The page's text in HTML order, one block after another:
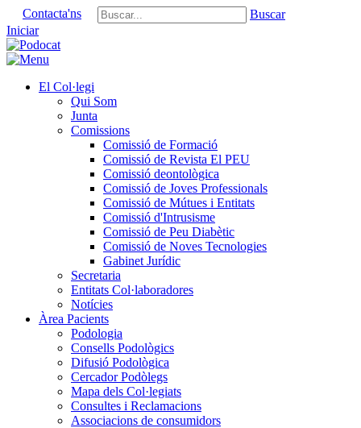
Contacta'ns
Buscar
Iniciar
El Col·legi
Qui Som
Junta
Comissions
Comissió de Formació
Comissió de Revista El PEU
Comissió deontològica
Comissió de Joves Professionals
Comissió de Mútues i Entitats
Comissió d'Intrusisme
Comissió de Peu Diabètic
Comissió de Noves Tecnologies
Gabinet Jurídic
Secretaria
Entitats Col·laboradores
Notícies
Àrea Pacients
Podologia
Consells Podològics
Difusió Podològica
Cercador Podòlegs
Mapa dels Col·legiats
Consultes i Reclamacions
Associacions de consumidors